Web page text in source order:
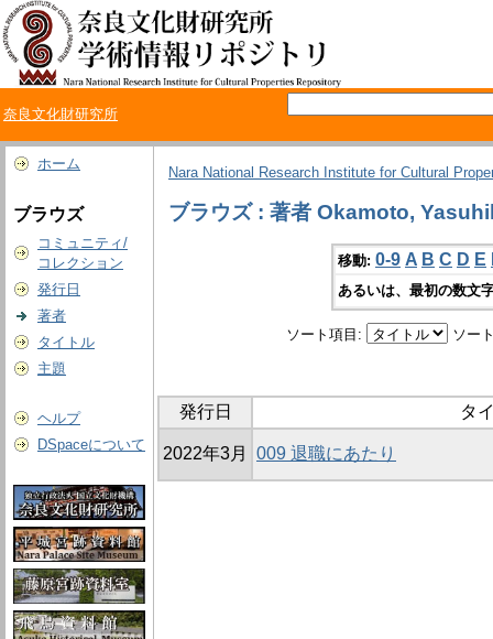
奈良文化財研究所
ホーム
ブラウズ
コミュニティ/
コレクション
発行日
著者
タイトル
主題
ヘルプ
DSpaceについて
Nara National Research Institute for Cultural
ブラウズ : 著者 Okamoto,
移動: 0-9 A B C D E
あるいは、最初の数文
ソート項目: ソー
発行日 タ
2022年3月 009 退職にあたり